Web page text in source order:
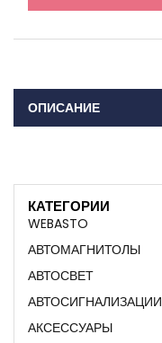
ОПИСАНИЕ
КАТЕГОРИИ
WEBASTO
АВТОМАГНИТОЛЫ
АВТОСВЕТ
АВТОСИГНАЛИЗАЦИИ
АКСЕССУАРЫ